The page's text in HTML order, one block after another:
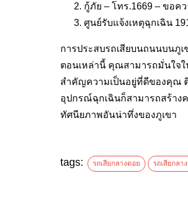
กู้ภัย – โทร.1669 – ขอค
ศูนย์รับแจ้งเหตุฉุกเฉิน
การประสบรถเสียบนถนนบนภู
ตอนเหล่านี้ คุณสามารถมั่นใจ
สำคัญความเป็นอยู่ที่ดีของคุณ
อุปกรณ์ฉุกเฉินก็สามารถสร้าง
ทัศนียภาพอันน่าทึ่งของภูเขา
tags: รถเสียกลางดอย รถเสียกลา